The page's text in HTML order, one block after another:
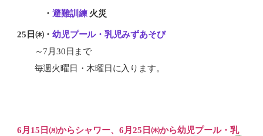
・避難訓練火災
25日㈭・幼児プール・乳児みずあそび
～7月30日まで
毎週火曜日・木曜日に入ります。
6月15日㈪からシャワー、6月25日㈭から幼児プール・乳